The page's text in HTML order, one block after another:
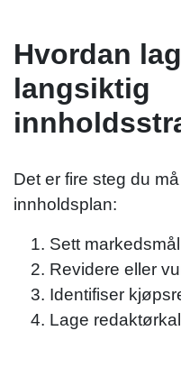
Hvordan
langsiktig
Det er fire steg du
innholdsplan:
Sett markedsmål
Revidere eller
Identifiser
Lage